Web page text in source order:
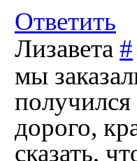
Ответить
Лизавета #
мы
получился
дорого,
сказать,